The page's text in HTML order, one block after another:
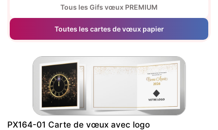
Tous les Gifs vœux PREMIUM
Toutes les cartes de vœux papier
PX164-01 Carte de vœux avec logo